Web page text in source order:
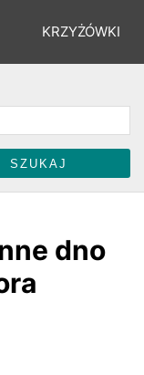
KRZYŻÓWKI
ŁAMIGŁÓWKI
dno